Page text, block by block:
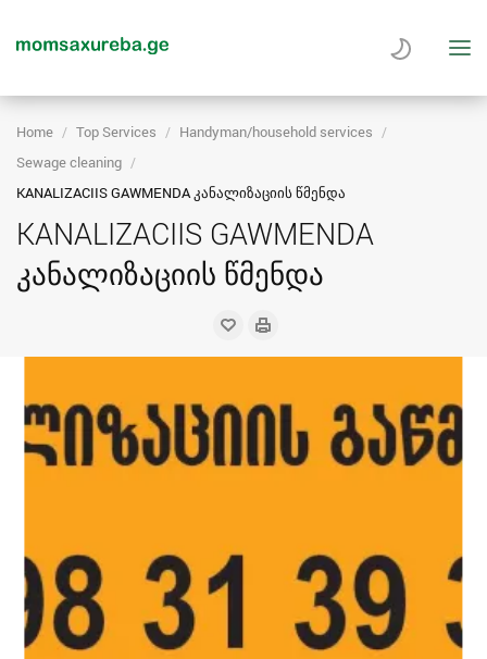
Home Top Services
Handyman/household services
Sewage cleaning
KANALIZACIIS GAWMENDA კანალიზაციის წმენდა
KANALIZACIIS GAWMENDA
კანალიზაციის წმენდა